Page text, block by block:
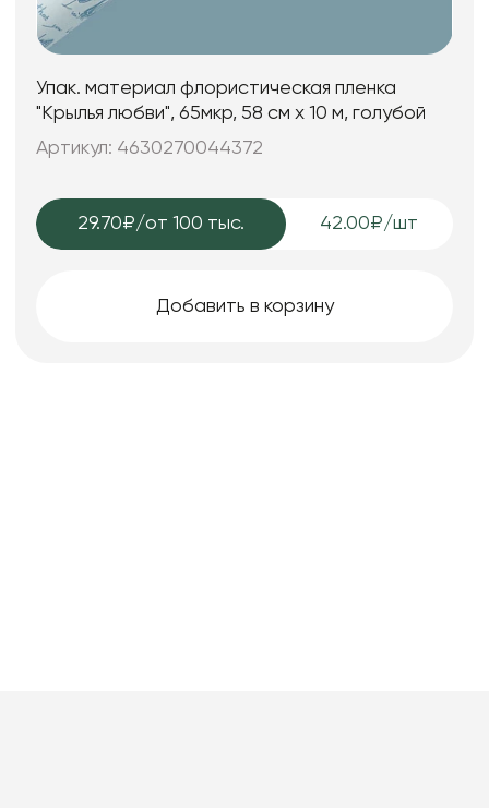
Упак. материал флористическая пленка
"Крылья любви", 65мкр, 58 см х 10 м, голубой
Артикул: 4630270044372
29.70₽/от 100 тыс. 42.00₽/шт
Добавить в корзину